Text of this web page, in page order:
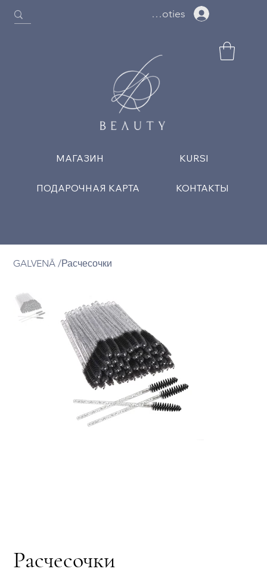
МАГАЗИН KURSI
ПОДАРОЧНАЯ КАРТА КОНТАКТЫ
Ielogoties
GALVENĀ /Расчесочки
Расчесочки